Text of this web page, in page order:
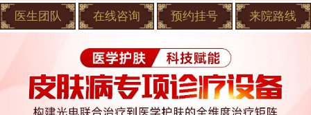
医生团队 在线咨询 预约挂号 来院路线